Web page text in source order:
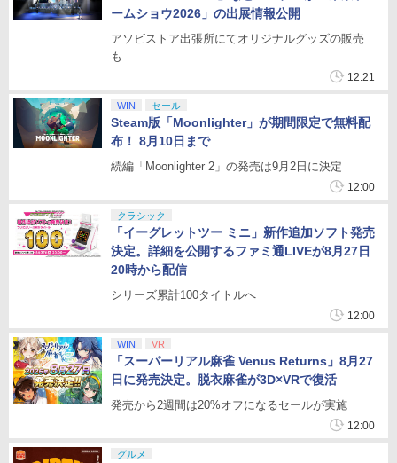
ームショウ2026」の出展情報公開
アソビストア出張所にてオリジナルグッズの販売
も
12:21
WIN セール
Steam版「Moonlighter」が期間限定で無料配
布！ 8月10日まで
続編「Moonlighter 2」の発売は9月2日に決定
12:00
クラシック
「イーグレットツー ミニ」新作追加ソフト発売
決定。詳細を公開するファミ通LIVEが8月27日
20時から配信
シリーズ累計100タイトルへ
12:00
WIN VR
「スーパーリアル麻雀 Venus Returns」8月27
日に発売決定。脱衣麻雀が3D×VRで復活
発売から2週間は20%オフになるセールが実施
12:00
グルメ